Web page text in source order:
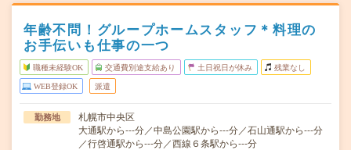
年齢不問！グループホームスタッフ＊料理の
お手伝いも仕事の一つ
職種未経験OK 交通費別途支給あり 土日祝日が休み 残業なし
WEB登録OK 派遣
勤務地
札幌市中央区
大通駅から---分／中島公園駅から---分／石山通駅から---分
／行啓通駅から---分／西線６条駅から---分